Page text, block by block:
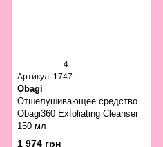
4
Артикул: 1747
Obagi
Отшелушивающее средство
Obagi360 Exfoliating Cleanser
150 мл
1 974 грн